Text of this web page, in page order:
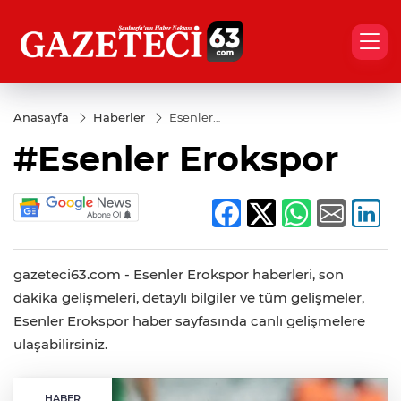
Anasayfa Haberler
Esenler
#Esenler Erokspor
gazeteci63.com - Esenler Erokspor haberleri, son
dakika gelişmeleri, detaylı bilgiler ve tüm gelişmeler,
Esenler Erokspor haber sayfasında canlı gelişmelere
ulaşabilirsiniz.